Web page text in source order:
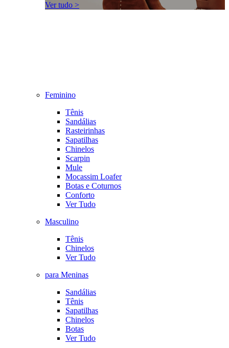
Ver tudo >
Feminino
Tênis
Sandálias
Rasteirinhas
Sapatilhas
Chinelos
Scarpin
Mule
Mocassim Loafer
Botas e Coturnos
Conforto
Ver Tudo
Masculino
Tênis
Chinelos
Ver Tudo
para Meninas
Sandálias
Tênis
Sapatilhas
Chinelos
Botas
Ver Tudo